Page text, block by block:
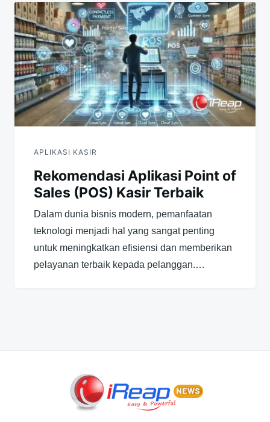
APLIKASI KASIR
Rekomendasi Aplikasi Point of
Sales (POS) Kasir Terbaik
Dalam dunia bisnis modern, pemanfaatan
teknologi menjadi hal yang sangat penting
untuk meningkatkan efisiensi dan memberikan
pelayanan terbaik kepada pelanggan.…